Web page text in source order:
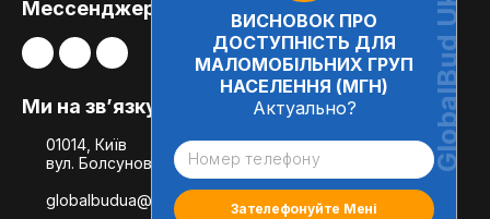
ВИСНОВОК ПРО
ДОСТУПНІСТЬ ДЛЯ
МАЛОМОБІЛЬНИХ ГРУП
НАСЕЛЕННЯ (МГН)
Актуально?
Мессенджери
Ми на зв’язку
01014, Київ
вул. Болсуновська, 8, офіс 21
globalbudua@gmail.com